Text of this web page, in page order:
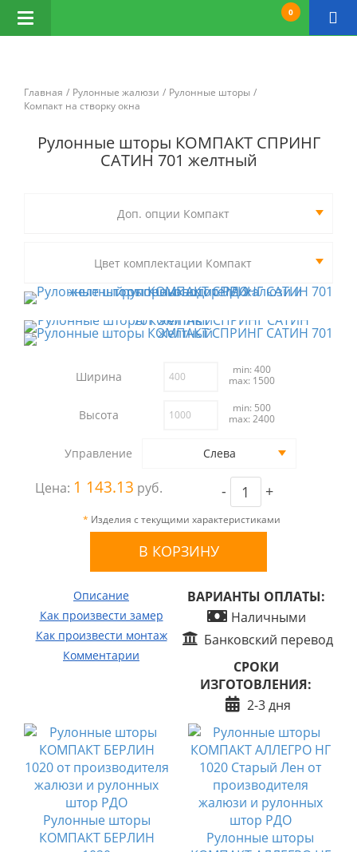
0
Открыть
навигацию
Главная Рулонные жалюзи
Рулонные шторы
Компакт на створку окна
Рулонные шторы КОМПАКТ СПРИНГ
САТИН 701 желтный
Доп. опции Компакт
Цвет комплектации Компакт
Ширина
min: 400
max: 1500
Высота
min: 500
max: 2400
Управление Слева
Цена: 1 143.13 руб. - +
* Изделия с текущими характеристиками
Описание
Как произвести замер
Как произвести монтаж
Комментарии
ВАРИАНТЫ ОПЛАТЫ:
Наличными
Банковский перевод
СРОКИ
ИЗГОТОВЛЕНИЯ:
2-3 дня
Рулонные шторы
КОМПАКТ БЕРЛИН
Рулонные шторы